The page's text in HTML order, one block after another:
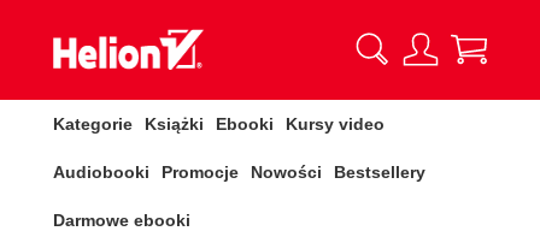
Kategorie Książki Ebooki Kursy video
Audiobooki Promocje Nowości Bestsellery
Darmowe ebooki